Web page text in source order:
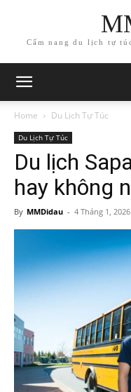
Cẩm nang du lịch tự
Home Du Lịch Tự Túc
Du Lịch Tự Túc
Du lịch
hay không
By MMDidau - 4 Tháng 1, 2026